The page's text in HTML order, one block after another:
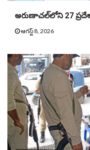
అరుణాచల్‌లోని 27
ఆగస్ట్ 8, 2026